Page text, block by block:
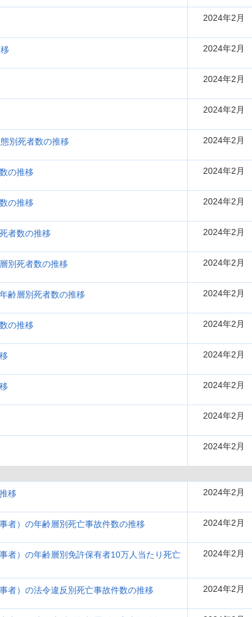
2024年2月
2024年2月
2024年2月
2024年2月
別死者数の推移 2024年2月
の推移 2024年2月
の推移 2024年2月
者数の推移 2024年2月
別死者数の推移 2024年2月
齢層別死者数の推移 2024年2月
の推移 2024年2月
2024年2月
2024年2月
2024年2月
2024年2月
移 2024年2月
者）の年齢層別死亡事故件数の推移 2024年2月
者）の年齢層別免許保有者10万人当たり死亡
2024年2月
者）の法令違反別死亡事故件数の推移 2024年2月